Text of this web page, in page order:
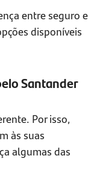
entre seguro e
disponíveis
Santander
Por isso,
às suas
algumas das